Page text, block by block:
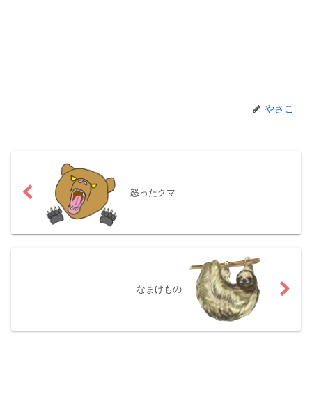
やさこ
怒ったクマ
なまけもの